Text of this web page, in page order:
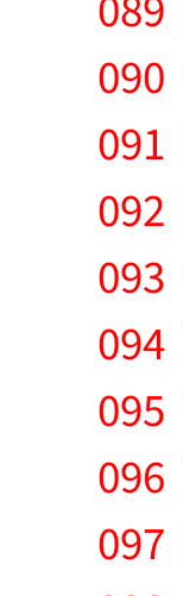
090
091
092
093
094
095
096
097